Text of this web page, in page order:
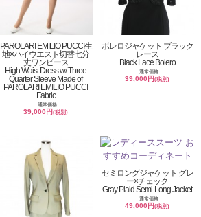
PAROLARI EMILIO PUCCI生
地×ハイウエスト切替七分
丈ワンピース
High Waist Dress w/ Three
Quarter Sleeve Made of
PAROLARI EMILIO PUCCI
Fabric
通常価格
39,000円(税別)
ボレロジャケット ブラック
レース
Black Lace Bolero
通常価格
39,000円(税別)
セミロングジャケット グレ
ー×チェック
Gray Plaid Semi-Long Jacket
通常価格
49,000円(税別)